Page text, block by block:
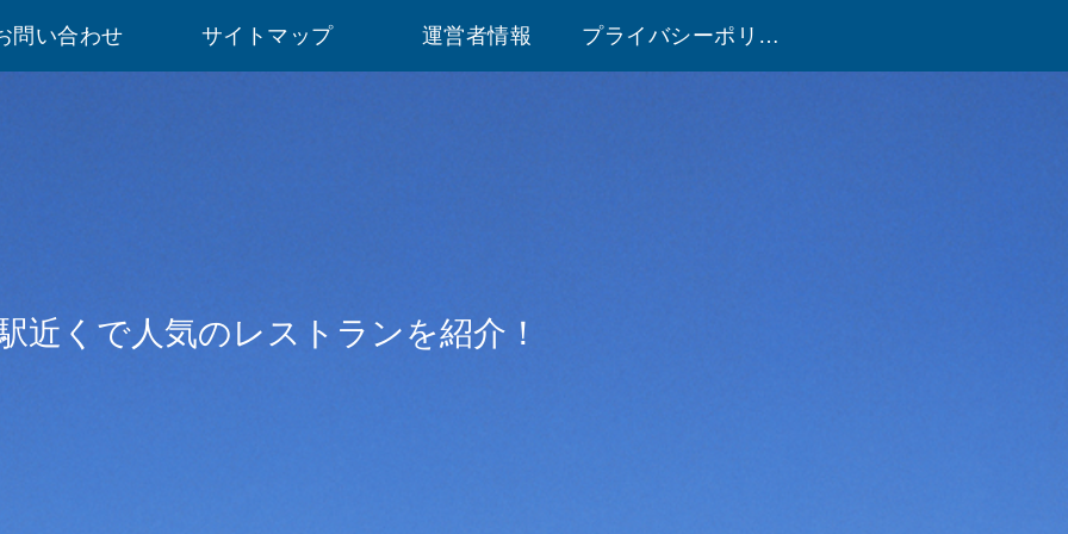
近くで人気のレストランを紹介！
問い合わせ サイトマップ 運営者情報 プライバシーポリシー